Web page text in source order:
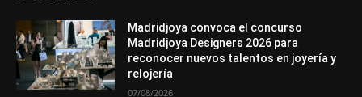
Mundo Técnico
Novedades Opiniones
Perspectiva
Premios
Secciones Sin categoría
Más
Madridjoya convoca el concurso
Madridjoya Designers 2026 para
reconocer nuevos talentos en joyería y
relojería
07/08/2026